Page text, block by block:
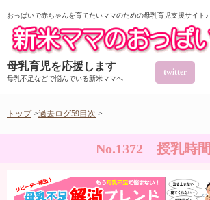
おっぱいで赤ちゃんを育てたいママのための母乳育児支援サイト♪
母乳育児を応援します
母乳不足などで悩んでいる新米ママへ
twitter
トップ>過去ログ59目次 >
No.1372 授乳時間